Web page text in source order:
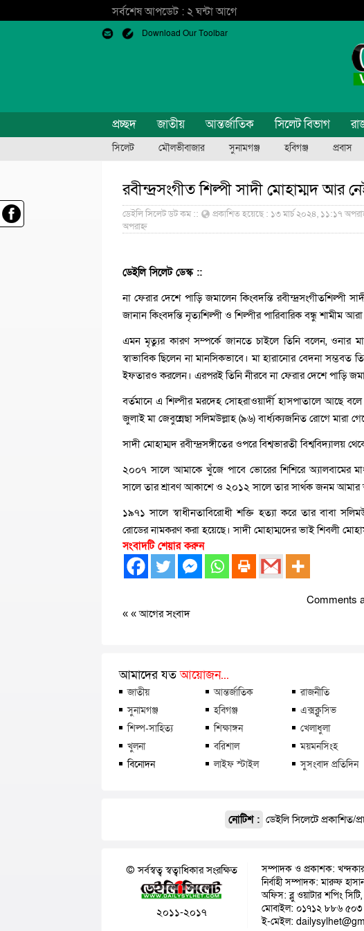
সর্বশেষ আপডেট : ২ ঘন্টা আগে
Download Our Toolbar
প্রচ্ছদ জাতীয় আন্তর্জাতিক সিলেট বিভাগ
সিলেট মৌলভীবাজার সুনামগঞ্জ হবিগঞ্জ প্রবাস
রবীন্দ্রসংগীত শিল্পী সাদী মোহাম্মদ আর
ডেইলি সিলেট ডট কম ::
প্রকাশিত হয়েছে : ১৩ মার্চ ২০২৪, ১১:১৭
অপরাহ্ন
ডেইলি সিলেট ডেস্ক ::
না ফেরার দেশে পাড়ি জমালেন কিংবদন্তি রবীন্দ্রসংগীতশিল্পী
জানান কিংবদন্তি নৃত্যশিল্পী ও শিল্পীর পারিবারিক বন্ধু শামীম আরা
এমন মৃত্যুর কারণ সম্পর্কে জানতে চাইলে তিনি বলেন, ওনার
স্বাভাবিক ছিলেন না মানসিকভাবে। মা হারানোর বেদনা সম্ভবত
ইফতারও করলেন। এরপরই তিনি নীরবে না ফেরার দেশে পাড়ি
বর্তমানে এ শিল্পীর মরদেহ সোহরাওয়ার্দী হাসপাতালে আছে
জুলাই মা জেবুন্নেছা সলিমউল্লাহ (৯৬) বার্ধ্যক্যজনিত রোগে মারা
সাদী মোহাম্মদ রবীন্দ্রসঙ্গীতের ওপরে বিশ্বভারতী বিশ্ববিদ্যালয়
২০০৭ সালে আমাকে খুঁজে পাবে ভোরের শিশিরে অ্যালবামের
সালে তার শ্রাবণ আকাশে ও ২০১২ সালে তার সার্থক জনম আমার
১৯৭১ সালে স্বাধীনতাবিরোধী শক্তি হত্যা করে তার বাবা
রোডের নামকরণ করা হয়েছে। সাদী মোহাম্মদের ভাই শিবলী
সংবাদটি শেয়ার করুন
Comments
« «আগের সংবাদ
আমাদের যতআয়োজন...
জাতীয় আন্তর্জাতিক রাজনীতি
সুনামগঞ্জ
হবিগঞ্জ এক্সক্লুসিভ
শিল্প-সাহিত্য
শিক্ষাঙ্গন খেলাধুলা
খুলনা
বরিশাল ময়মনসিংহ
বিনোদন
লাইফ স্টাইল সুসংবাদ প্রতিদিন
নোটিশ : ডেইলি সিলেটে প্রকাশিত/
© সর্বস্বত্ব স্বত্বাধিকার সংরক্ষিত
২০১১-২০১৭
সম্পাদক ও প্রকাশক:
নির্বাহী সম্পাদক: মারুফ
অফিস: ব্লু ওয়াটার শপিং
মোবাইল: ০১৭১২ ৮৮৬ ৫০৩
ই-মেইল: